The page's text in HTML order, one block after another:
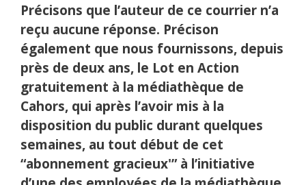
Précisons que l’auteur de ce courrier n’a
reçu aucune réponse. Précison
également que nous fournissons, depuis
près de deux ans, le Lot en Action
gratuitement à la médiathèque de
Cahors, qui après l’avoir mis à la
disposition du public durant quelques
semaines, au tout début de cet
“abonnement gracieux'” à l’initiative